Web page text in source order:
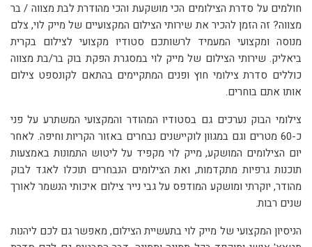
חולמים על סדרת הצילומים הכי מושקעת והכי מהודרת לבת מצווה / בר
מצווה? זה הזמן להכיר את שירותי הצילום המקצועיים של מייק לוי, צלם
מנוסה ומקצועי המעמיד לרשותכם סטודיו מקצועי לצילום בקרית
ביאליק. שירותי הצילום של מייק לוי במסגרת הפקת בוק בר/בת מצווה
כוללים סדרת צילומי חוץ ופנים המתקיימים בהתאם לקונספט צילום
אותו אתם בוחרים.
צילומי הבוק נערכים גם בסטודיו המהודר והמקצועי המשתרע על פני
כ-60 מטרים וגם במגוון לוקיישנים נבחרים באזור הקריות וחיפה. לאחר
יום הצילומים המושקע, מייק לוי מקפיד על ליטוש התמונות באמצעות
תוכנות גרפיות מתקדמות, ואת הצילומים הנבחרים תוכלו לאגד לבוק
מהודר, יוקרתי ומושקע המודפס על גבי נייר צילום איכותי הנשמר לאורך
שנים רבות.
הניסיון המקצועי של מייק לוי בתעשיית הצילום, מאפשר גם לכם ליהנות